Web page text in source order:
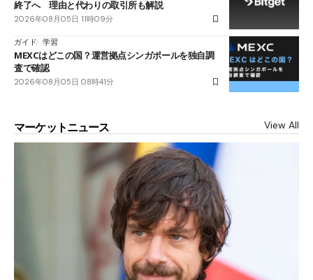
終了へ 理由と代わりの取引所も解説
2026年08月05日 11時09分
ガイド 学習
MEXCはどこの国？運営拠点シンガポールを独自調
査で確認
2026年08月05日 08時41分
マーケットニュース View All